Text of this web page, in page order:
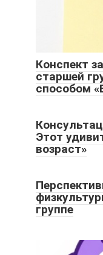
Конспект
старшей
способом
Этот
возраст»
группе